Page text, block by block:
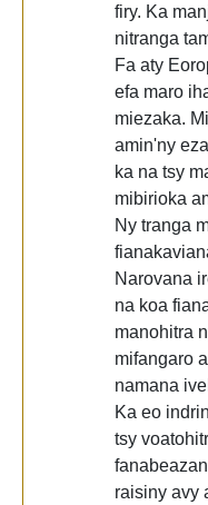
firy. Ka
nitranga
Fa aty
efa maro
miezaka.
amin'ny
ka na tsy
mibirioka
Ny tranga
Narovana
na koa
manohitra
mifangaro
namana
Ka eo
tsy
raisiny avy